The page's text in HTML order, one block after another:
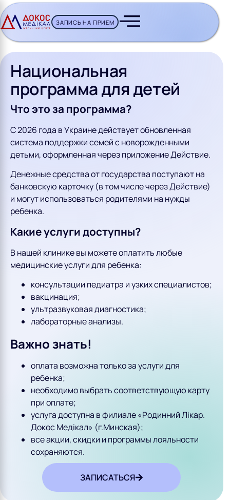
ЗАПИСЬ НА ПРИЕМ
Национальная
программа для детей
Что это за программа?
С 2026 года в Украине действует обновленная
система поддержки семей с новорожденными
детьми, оформленная через приложение Действие.
Денежные средства от государства поступают на
банковскую карточку (в том числе через Действие)
и могут использоваться родителями на нужды
ребенка.
Какие услуги доступны?
В нашей клинике вы можете оплатить любые
медицинские услуги для ребенка:
консультации педиатра и узких специалистов;
вакцинация;
ультразвуковая диагностика;
лабораторные анализы.
Важно знать!
оплата возможна только за услуги для
ребенка;
необходимо выбрать соответствующую карту
при оплате;
услуга доступна в филиале «Родинний Лікар.
Докос Медікал» (г.Минская);
все акции, скидки и программы лояльности
сохраняются.
ЗАПИСАТЬСЯ
BUTTON